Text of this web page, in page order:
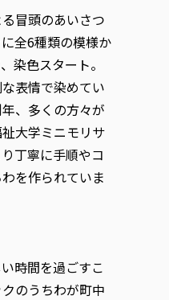
履修可能）
受講可能）
』次世代塾」
冒頭のあいさつ
全6種類の模様か
染色スタート。
表情で染めてい
、多くの方々が
大学ミニモリサ
丁寧に手順やコ
を作られていま
時間を過ごすこ
のうちわが町中